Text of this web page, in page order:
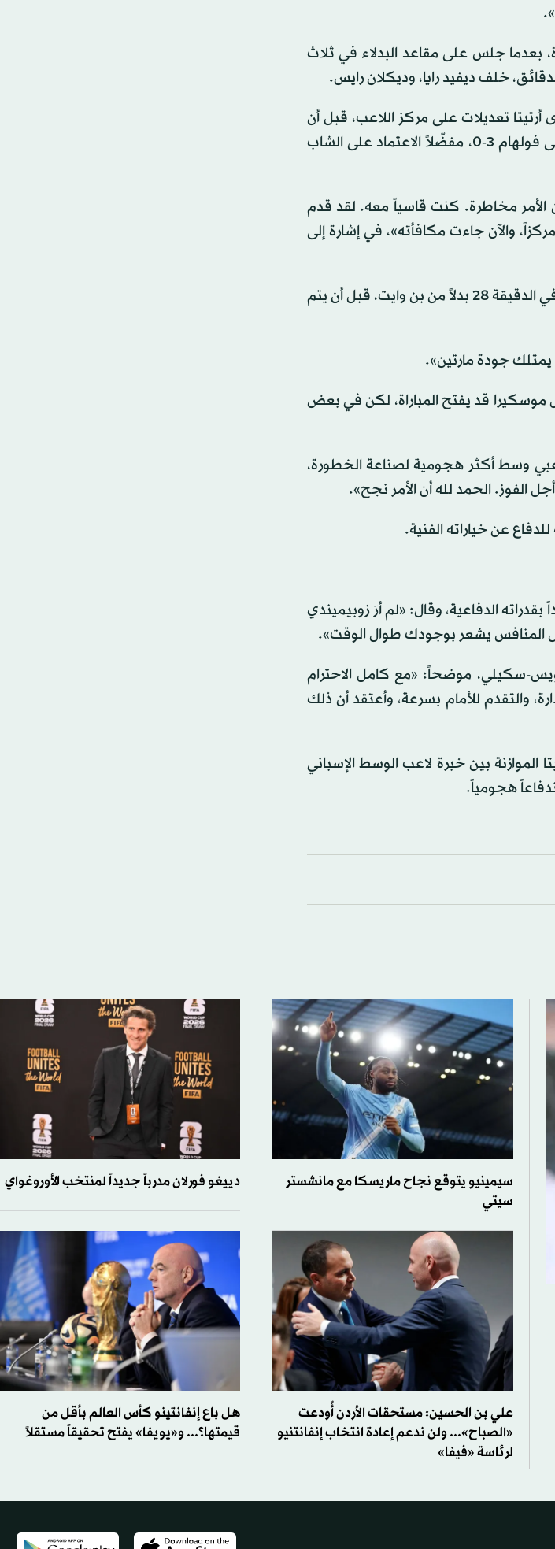
بعدما جلس على مقاعد البدلاء في ثلاث
خلف ديفيد رايا، وديكلان رايس.
تعديلات على مركز اللاعب، قبل أن
يقرر إبقاءه على مقاعد البدلاء في مواجهة الإياب، بعد تجربة مشابهة خلال الفوز على فولهام 3-0، مفضّلاً الاعتماد على الشاب
الأمر مخاطرة. كنت قاسياً معه. لقد قدم
والآن جاءت مكافأته»، في إشارة إلى
وعاش زوبيميندي موقفاً استثنائياً خلال الفوز على وست هام 1-0، حين دخل المباراة في الدقيقة 28 بدلاً من بن وايت، قبل أن يتم
جودة مارتين».
موسكيرا قد يفتح المباراة، لكن في بعض
وسط أكثر هجومية لصناعة الخطورة،
الفوز. الحمد لله أن الأمر نجح».
الدفاعية، وقال: «لم أرَ زوبيميندي
المنافس يشعر بوجودك طوال الوقت».
سكيلي، موضحاً: «مع كامل الاحترام
والتقدم للأمام بسرعة، وأعتقد أن ذلك
بين خبرة لاعب الوسط الإسباني
هجومياً.
سيمينيو يتوقع نجاح ماريسكا مع مانشستر
سيتي
دييغو فورلان مدرباً جديداً لمنتخب الأوروغواي
علي بن الحسين: مستحقات الأردن أُودعت
«الصباح»... ولن ندعم إعادة انتخاب إنفانتنيو
لرئاسة «فيفا»
هل باع إنفانتينو كأس العالم بأقل من
قيمتها؟... و«يويفا» يفتح تحقيقاً مستقلاً